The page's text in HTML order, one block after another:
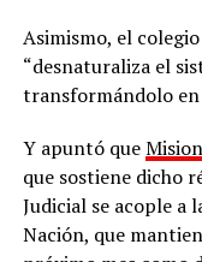
Asimismo, el
“desnaturaliza el
transformándolo
Y apuntó que
que sostiene dicho
Judicial se acople a
Nación, que